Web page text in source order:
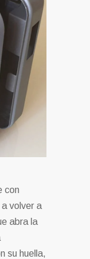
con
volver a
abra la
su huella,